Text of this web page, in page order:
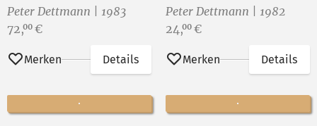
Peter Dettmann | 1983
Preis:
72,00 €
Merken Details
Peter Dettmann | 1982
Preis:
24,00 €
Merken Details